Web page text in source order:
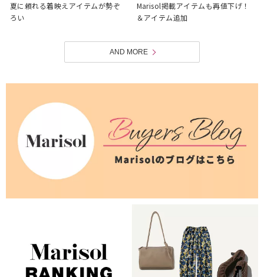
夏に頼れる着映えアイテムが勢ぞ
ろい
Marisol掲載アイテムも再値下げ！
＆アイテム追加
AND MORE